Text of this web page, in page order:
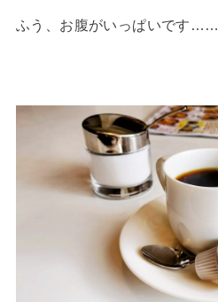
ふう、お腹がいっぱいです……